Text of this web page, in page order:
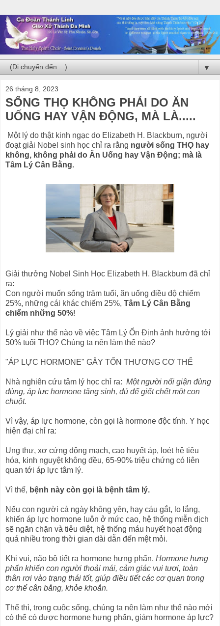
▼
26 tháng 8, 2023
SỐNG THỌ KHÔNG PHẢI DO ĂN
UỐNG HAY VẬN ĐỘNG, MÀ LÀ.....
Một lý do thật kinh ngạc do Elizabeth H. Blackburn, người
đoạt giải Nobel sinh học chỉ ra rằng người sống THỌ hay
không, không phải do Ăn Uống hay Vận Động; mà là
Tâm Lý Cân Bằng.
Giải thưởng Nobel Sinh Học Elizabeth H. Blackburn đã chỉ
ra:
Con người muốn sống trăm tuổi, ăn uống điều độ chiếm
25%, những cái khác chiếm 25%, Tâm Lý Cân Bằng
chiếm những 50%!
Lý giải như thế nào về việc Tâm Lý Ổn Định ảnh hưởng tới
50% tuổi THỌ? Chúng ta nên làm thế nào?
"ÁP LỰC HORMONE" GÂY TỔN THƯƠNG CƠ THỂ
Nhà nghiên cứu tâm lý học chỉ ra: Một người nổi giận đùng
đùng, áp lực hormone tăng sinh, đủ để giết chết một con
chuột.
Vì vậy, áp lực hormone, còn gọi là hormone độc tính. Y học
hiện đại chỉ ra:
Ung thư, xơ cứng động mạch, cao huyết áp, loét hệ tiêu
hóa, kinh nguyệt không đều, 65-90% triệu chứng có liên
quan tới áp lực tâm lý.
Vì thế, bệnh này còn gọi là bệnh tâm lý.
Nếu con người cả ngày không yên, hay cáu gắt, lo lắng,
khiến áp lực hormone luôn ở mức cao, hệ thống miễn dịch
sẽ ngăn chặn và tiêu diệt, hệ thống máu huyết hoạt động
quá nhiều trong thời gian dài dẫn đến mệt mỏi.
Khi vui, não bộ tiết ra hormone hưng phấn. Hormone hưng
phấn khiến con người thoải mái, cảm giác vui tươi, toàn
thân rơi vào trạng thái tốt, giúp điều tiết các cơ quan trong
cơ thể cân bằng, khỏe khoắn.
Thế thì, trong cuộc sống, chúng ta nên làm như thế nào mới
có thể có được hormone hưng phấn, giảm hormone áp lực?